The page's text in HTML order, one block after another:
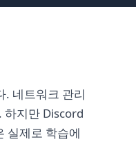
. 네트워크 관리
하지만 Discord
실제로 학습에